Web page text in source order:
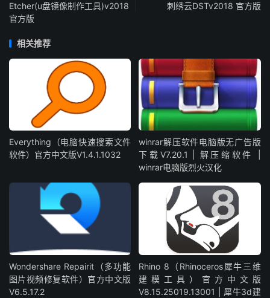
Etcher(u盘镜像制作工具)v2018
官方版
刺绣云DSTv2018 官方版
相关推荐
Everything（电脑快速搜索文件
软件）官方中文版V1.4.1.1032
winrar解压软件电脑版无广告版
下载V7.20.1 | 解压缩软件 |
winrar电脑版烈火汉化
Wondershare Repairit（多功能
图片视频修复软件）官方中文版
V6.5.17.2
Rhino 8（Rhinoceros犀牛三维
建模工具）官方中文版
V8.15.25019.13001 | 犀牛3d建